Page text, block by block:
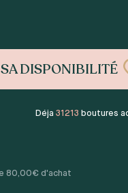
DISPONIBILITÉ
Déja 31213 boutures
80,00€ d'achat